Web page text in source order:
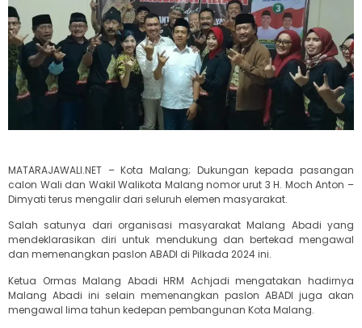
MATARAJAWALI.NET – Kota Malang; Dukungan kepada pasangan
calon Wali dan Wakil Walikota Malang nomor urut 3 H. Moch Anton –
Dimyati terus mengalir dari seluruh elemen masyarakat.
Salah satunya dari organisasi masyarakat Malang Abadi yang
mendeklarasikan diri untuk mendukung dan bertekad mengawal
dan memenangkan paslon ABADI di Pilkada 2024 ini.
Ketua Ormas Malang Abadi HRM Achjadi mengatakan hadirnya
Malang Abadi ini selain memenangkan paslon ABADI juga akan
mengawal lima tahun kedepan pembangunan Kota Malang.